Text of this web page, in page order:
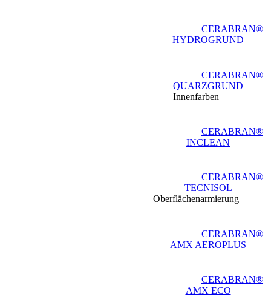
CERABRAN®
HYDROGRUND
CERABRAN®
QUARZGRUND
Innenfarben
CERABRAN®
INCLEAN
CERABRAN®
TECNISOL
Oberflächenarmierung
CERABRAN®
AMX AEROPLUS
CERABRAN®
AMX ECO